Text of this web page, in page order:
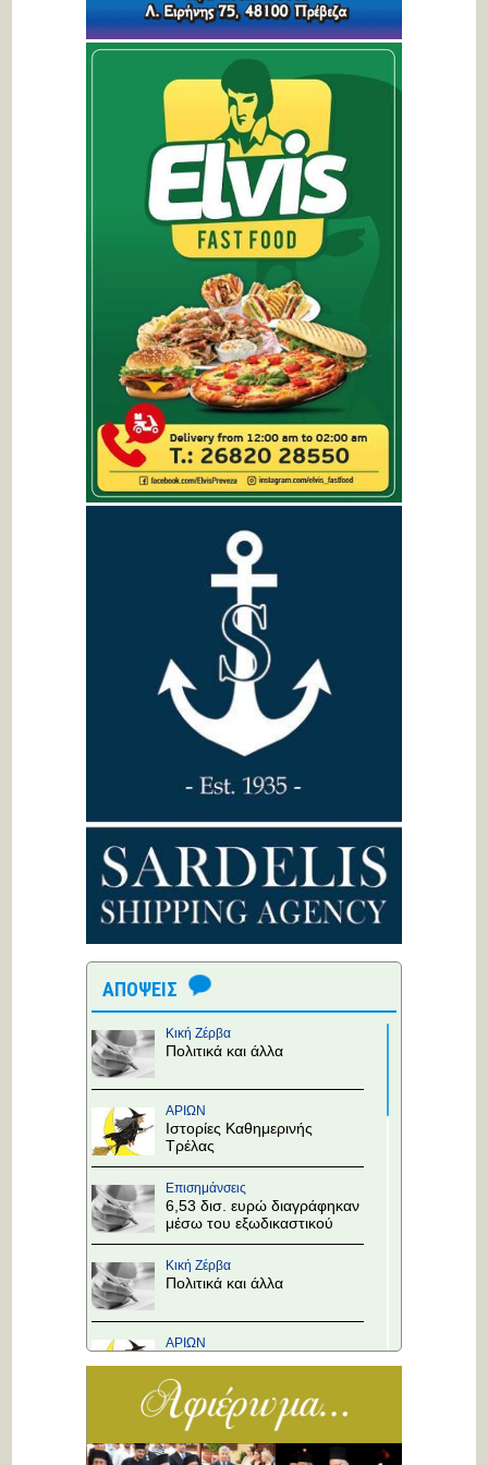
ΑΠΟΨΕΙΣ
Κική Ζέρβα
Πολιτικά και άλλα
ΑΡΙΩΝ
Ιστορίες Καθημερινής
Τρέλας
Επισημάνσεις
6,53 δισ. ευρώ διαγράφηκαν
μέσω του εξωδικαστικού
Κική Ζέρβα
Πολιτικά και άλλα
ΑΡΙΩΝ
Τρέλας
Επισημάνσεις
στους κόμβους!